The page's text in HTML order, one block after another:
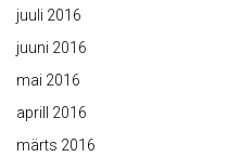
juuli 2016
juuni 2016
mai 2016
aprill 2016
märts 2016